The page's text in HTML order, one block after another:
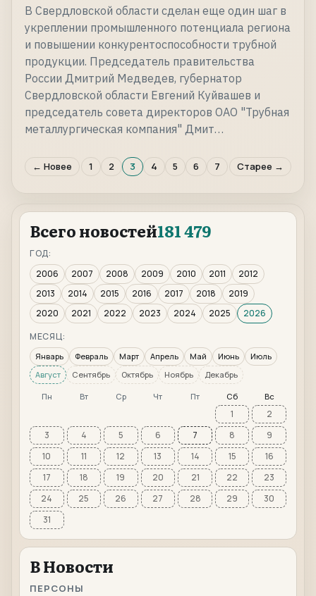
В Свердловской области сделан еще один шаг в
укреплении промышленного потенциала региона
и повышении конкурентоспособности трубной
продукции. Председатель правительства
России Дмитрий Медведев, губернатор
Свердловской области Евгений Куйвашев и
председатель совета директоров ОАО "Трубная
металлургическая компания" Дмит…
← Новее 1 2 3 4 5 6 7 Старее →
Всего новостей181 479
ГОД:
2006
2007 2008 2009 2010 2011
2012
2013
2014 2015 2016 2017 2018
2019
2020
2021 2022 2023 2024 2025
2026
МЕСЯЦ:
Январь Февраль Март Апрель Май Июнь
Июль
Август
Сентябрь Октябрь Ноябрь Декабрь
Пн Вт Ср Чт Пт Сб Вс
1
2
3
4 5 6 7 8
9
10
11 12 13 14 15
16
17
18 19 20 21 22
23
24
25 26 27 28 29
30
31
В Новости
ПЕРСОНЫ